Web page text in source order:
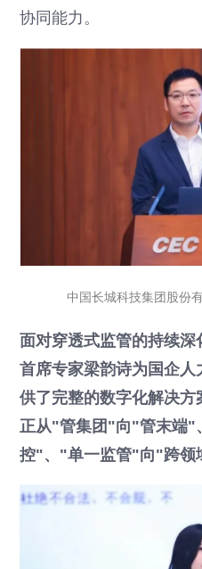
协同能力。
中国长城科技集团股份
面对穿透式监管的持续
首席专家梁韵诗为国企
供了完整的数字化解决
正从"管集团"向"管末端"
控"、"单一监管"向"跨领